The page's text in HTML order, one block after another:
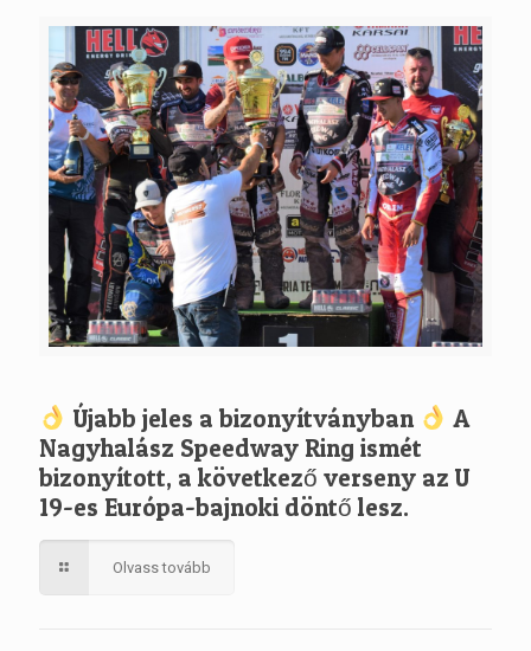
Újabb jeles a bizonyítványban
A
Nagyhalász Speedway Ring ismét
bizonyított, a következő verseny az U
19-es Európa-bajnoki döntő lesz.
Olvass tovább